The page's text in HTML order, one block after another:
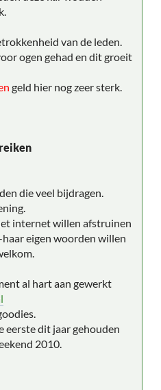
van de leden.
ogen gehad en dit groeit
geld hier nog zeer sterk.
die veel bijdragen.
internet willen afstruinen
eigen woorden willen
al hart aan gewerkt
eerste dit jaar gehouden
2010.